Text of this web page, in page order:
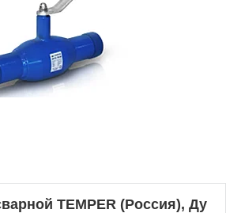
TEMPER (Россия), Ду